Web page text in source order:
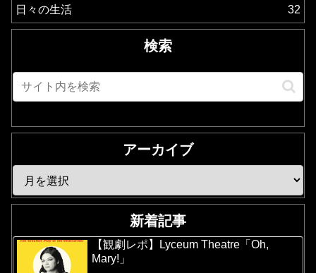
日々の生活
32
検索
アーカイブ
新着記事
【観劇レポ】Lyceum Theatre「Oh,
Mary!」